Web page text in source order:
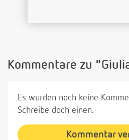
Kommentare zu
Es wurden noch keine
Schreibe doch einen.
Kommentar